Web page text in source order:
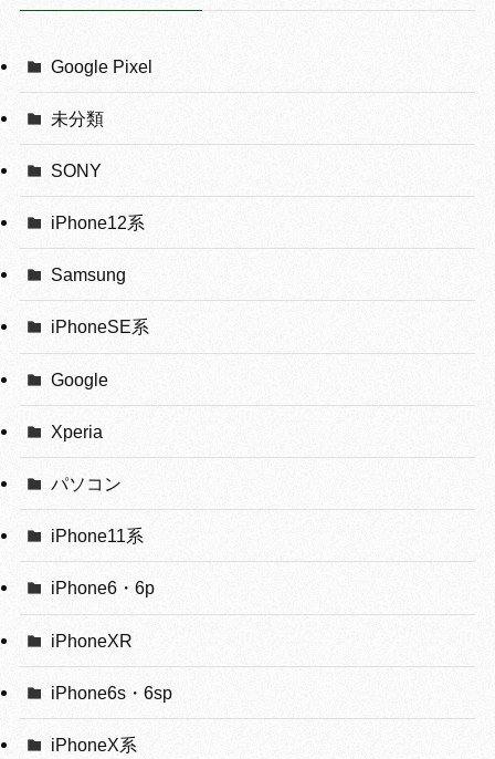
Google Pixel
未分類
SONY
iPhone12系
Samsung
iPhoneSE系
Google
Xperia
パソコン
iPhone11系
iPhone6・6p
iPhoneXR
iPhone6s・6sp
iPhoneX系